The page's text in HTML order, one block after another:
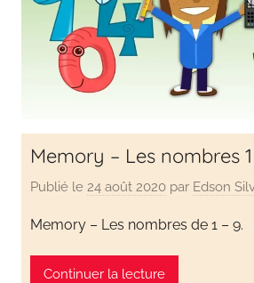
Memory – Les nombres
Publié le 24 août 2020 par Edson
Memory – Les nombres de 1 – 9.
Continuer la lecture